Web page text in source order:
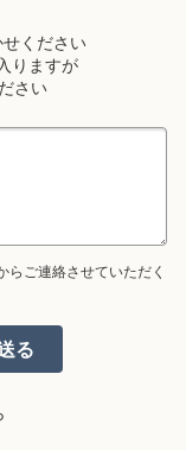
ください
りますが
さい
ご連絡させていただく